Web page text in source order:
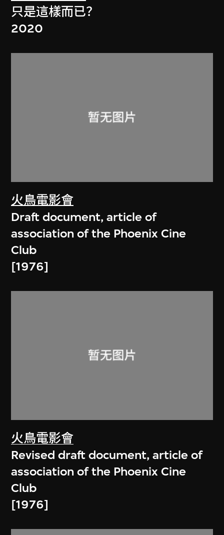
只是這樣而已？
2020
火鳥電影會
Draft document, article of
association of the Phoenix Cine
Club
[1976]
火鳥電影會
Revised draft document, article of
association of the Phoenix Cine
Club
[1976]